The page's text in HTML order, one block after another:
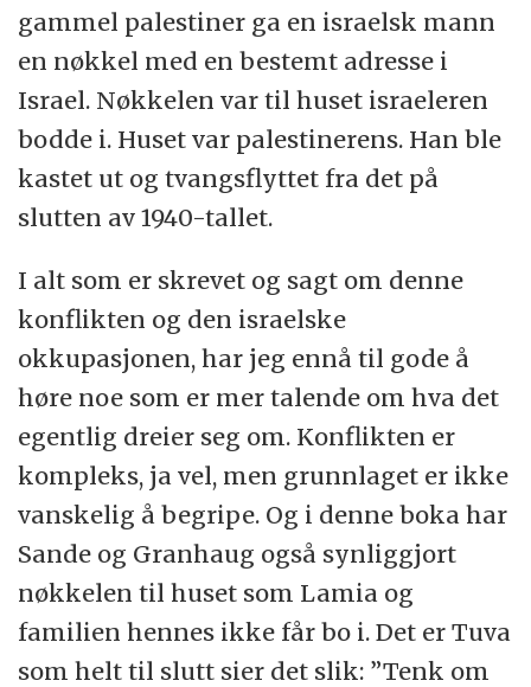
gammel palestiner ga en israelsk mann
en nøkkel med en bestemt adresse i
Israel. Nøkkelen var til huset israeleren
bodde i. Huset var palestinerens. Han ble
kastet ut og tvangsflyttet fra det på
slutten av 1940-tallet.
I alt som er skrevet og sagt om denne
konflikten og den israelske
okkupasjonen, har jeg ennå til gode å
høre noe som er mer talende om hva det
egentlig dreier seg om. Konflikten er
kompleks, ja vel, men grunnlaget er ikke
vanskelig å begripe. Og i denne boka har
Sande og Granhaug også synliggjort
nøkkelen til huset som Lamia og
familien hennes ikke får bo i. Det er Tuva
som helt til slutt sier det slik: ”Tenk om